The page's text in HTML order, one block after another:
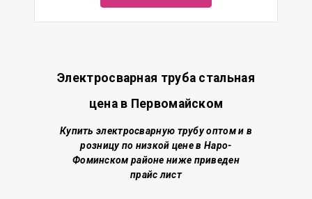
Электросварная труба стальная
цена в Первомайском
Купить электросварную трубу оптом и в
розницу по низкой ценев Наро-
Фоминском районе ниже приведен
прайс лист